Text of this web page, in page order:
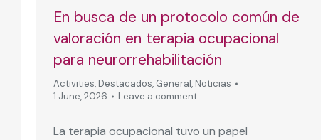
En busca de un protocolo común de
valoración en terapia ocupacional
para neurorrehabilitación
Activities, Destacados, General, Noticias
1 June, 2026
Leave a comment
La terapia ocupacional tuvo un papel